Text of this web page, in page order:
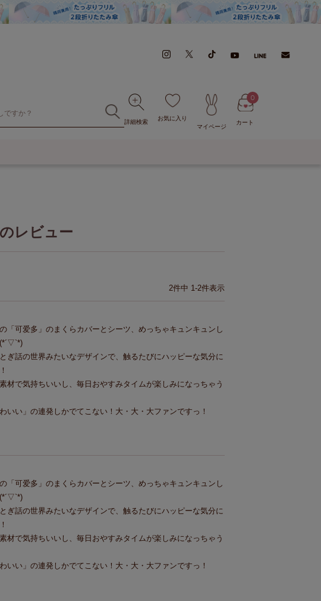
詳細検索
お気に入り
マイページ
カート
0
レビュー
2件中 1-2件表示
「可爱多」のまくらカバーとシーツ、めっちゃキュンキュンし
ぎ話の世界みたいなデザインで、触るたびにハッピーな気分に
材で気持ちいいし、毎日おやすみタイムが楽しみになっちゃう
いい」の連発しかでてこない！大・大・大ファンですっ！
「可爱多」のまくらカバーとシーツ、めっちゃキュンキュンし
ぎ話の世界みたいなデザインで、触るたびにハッピーな気分に
材で気持ちいいし、毎日おやすみタイムが楽しみになっちゃう
いい」の連発しかでてこない！大・大・大ファンですっ！